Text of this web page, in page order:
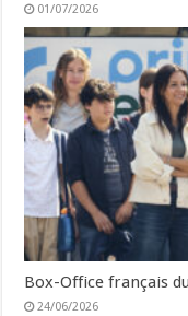
01/07/2026
Box-Office français
24/06/2026